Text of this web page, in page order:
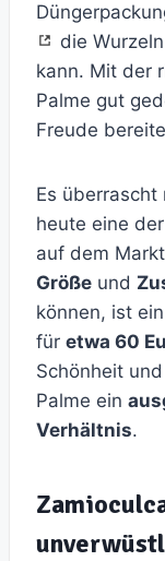
die
kann. Mit der
Palme gut
Freude
Es
heute eine
auf dem
Größe und
können, ist
für etwa 60
Schönheit
Palme ein
Verhältnis.